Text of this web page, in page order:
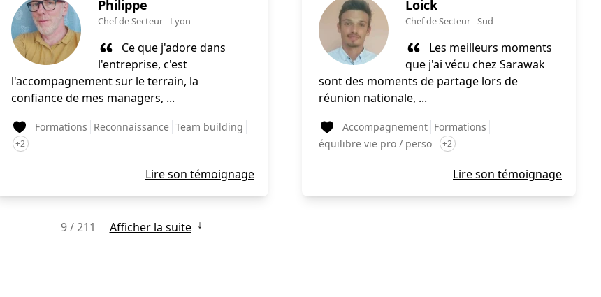
Lire son témoignage
Philippe
Chef de Secteur- Lyon
Ce que j'adore dans
l'entreprise, c'est
l'accompagnement sur le terrain, la
confiance de mes managers, ...
Formations Reconnaissance Team building
+2
Lire son témoignage
Loick
Chef de Secteur-Sud
Les meilleurs moments
que j'ai vécu chez Sarawak
sont des moments de partage lors de
réunion nationale, ...
Accompagnement Formations
équilibre vie pro / perso
+2
9 / 211 Afficher la suite ↓